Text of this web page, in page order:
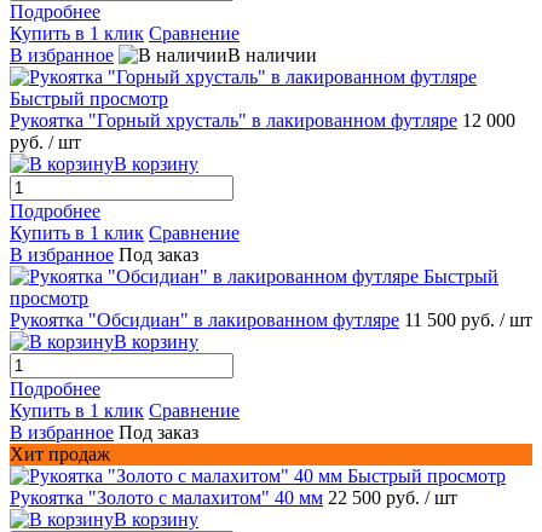
Подробнее
Купить в 1 клик Сравнение
В избранное
В наличии
Быстрый просмотр
Рукоятка "Горный хрусталь" в лакированном футляре 12 000
руб. / шт
В корзину
Подробнее
Купить в 1 клик Сравнение
В избранное Под заказ
Быстрый
просмотр
Рукоятка "Обсидиан" в лакированном футляре 11 500 руб. / шт
В корзину
Подробнее
Купить в 1 клик Сравнение
В избранное Под заказ
Хит продаж
Быстрый просмотр
Рукоятка "Золото с малахитом" 40 мм 22 500 руб. / шт
В корзину